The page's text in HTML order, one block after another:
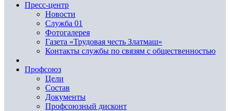
Пресс-центр
Новости
Служба 01
Фотогалерея
Газета «Трудовая честь Златмаш»
Контакты службы по связям с общественностью
Профсоюз
Цели
Состав
Документы
Профсоюзный дисконт